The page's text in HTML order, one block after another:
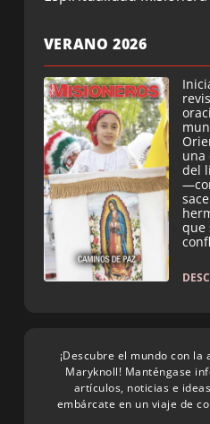
VERANO 2026
una
del
que
¡Descubre el mundo con
Maryknoll! Manténgase
artículos, noticias e
embárcate en un viaje de